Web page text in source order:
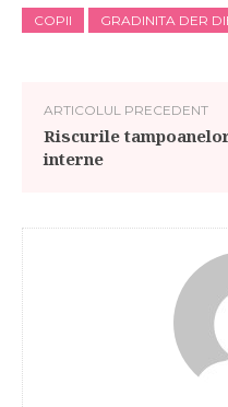
COPII GRADINITA DER
ARTICOLUL PRECEDENT
Riscurile
interne